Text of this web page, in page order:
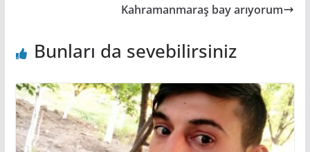
Kahramanmaraş bay arıyorum
Bunları da sevebilirsiniz